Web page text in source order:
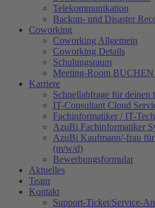
Telekommunikation
Backup- und Disaster
Coworking
Coworking Allgemein
Coworking Details
Schulungsraum
Meeting-Room
Karriere
Schnellabfrage für deinen
IT-Consultant Cloud
Fachinformatiker / IT-
AzuBi Fachinformatiker
AzuBi Kaufmann/-frau für
(m/w/d)
Bewerbungsformular
Aktuelles
Team
Kontakt
Support-Ticket/Service-